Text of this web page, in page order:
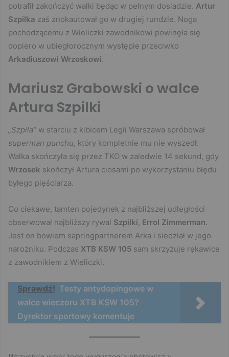
potrafił zakończyć walki będąc w pełnym dosiadzie. Artur
Szpilka zaś znokautował go w drugiej rundzie. Noga
pochodzącemu z Wieliczki zawodnikowi powinęła się
dopiero w ubiegłorocznym występie przeciwko
Arkadiuszowi Wrzoskowi.
Mariusz Grabowski o walce
Artura Szpilki
„Szpila” w starciu z kibicem Legii Warszawa spróbował
superman punchu, który kompletnie mu nie wyszedł.
Walka skończyła się przez TKO w zaledwie 14 sekund, gdy
Wrzosek skończył Artura ciosami po wykorzystaniu błędu
byłego pięściarza.
Co ciekawe, tamten pojedynek z najbliższej odległości
obserwował najbliższy rywal Szpilki, Errol Zimmerman.
Jest on bowiem sapringpartnerem Arka i siedział w jego
narożniku. Podczas XTB KSW 105 sam skrzyżuje rękawice
z zawodnikiem z Wieliczki.
Sprawdź! Testy antydopingowe w
walce wieczoru XTB KSW 105?
Dyrektor sportowy komentuje